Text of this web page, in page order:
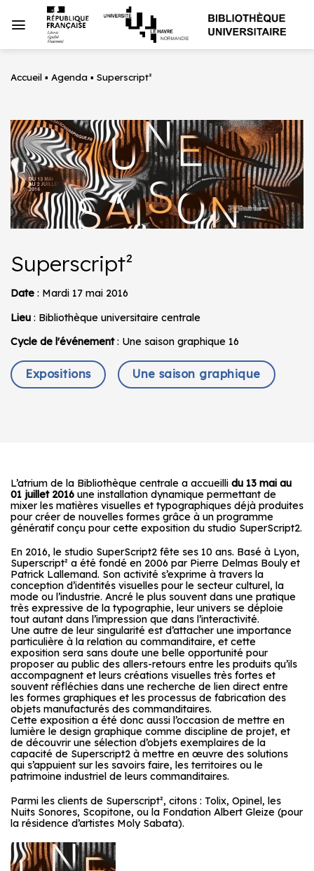
au
Accueil ▪ Agenda ▪ Superscript²
Superscript²
Date : Mardi 17 mai 2016
Lieu : Bibliothèque universitaire centrale
Cycle de l'événement: Une saison graphique 16
Expositions Une saison graphique
L’atrium de la Bibliothèque centrale a accueilli du 13 mai au
01 juillet 2016 une installation dynamique permettant de
mixer les matières visuelles et typographiques déjà produites
pour créer de nouvelles formes grâce à un programme
génératif conçu pour cette exposition du studio SuperScript2.
En 2016, le studio SuperScript2 fête ses 10 ans. Basé à Lyon,
Superscript² a été fondé en 2006 par Pierre Delmas Bouly et
Patrick Lallemand. Son activité s’exprime à travers la
conception d’identités visuelles pour le secteur culturel, la
mode ou l’industrie. Ancré le plus souvent dans une pratique
très expressive de la typographie, leur univers se déploie
tout autant dans l’impression que dans l’interactivité.
Une autre de leur singularité est d’attacher une importance
particulière à la relation au commanditaire, et cette
exposition sera sans doute une belle opportunité pour
proposer au public des allers-retours entre les produits qu’ils
accompagnent et leurs créations visuelles très fortes et
souvent réfléchies dans une recherche de lien direct entre
les formes graphiques et les processus de fabrication des
objets manufacturés des commanditaires.
Cette exposition a été donc aussi l’occasion de mettre en
lumière le design graphique comme discipline de projet, et
de découvrir une sélection d’objets exemplaires de la
capacité de Superscript2 à mettre en œuvre des solutions
qui s’appuient sur les savoirs faire, les territoires ou le
patrimoine industriel de leurs commanditaires.
Parmi les clients de Superscript², citons : Tolix, Opinel, les
Nuits Sonores, Scopitone, ou la Fondation Albert Gleize (pour
la résidence d’artistes Moly Sabata).